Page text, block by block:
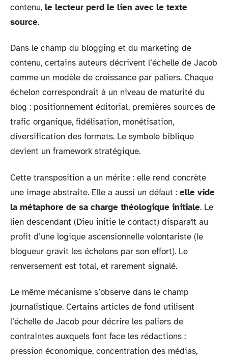
contenu, le lecteur perd le lien avec le texte
source.
Dans le champ du blogging et du marketing de
contenu, certains auteurs décrivent l’échelle de Jacob
comme un modèle de croissance par paliers. Chaque
échelon correspondrait à un niveau de maturité du
blog : positionnement éditorial, premières sources de
trafic organique, fidélisation, monétisation,
diversification des formats. Le symbole biblique
devient un framework stratégique.
Cette transposition a un mérite : elle rend concrète
une image abstraite. Elle a aussi un défaut : elle vide
la métaphore de sa charge théologique initiale. Le
lien descendant (Dieu initie le contact) disparaît au
profit d’une logique ascensionnelle volontariste (le
blogueur gravit les échelons par son effort). Le
renversement est total, et rarement signalé.
Le même mécanisme s’observe dans le champ
journalistique. Certains articles de fond utilisent
l’échelle de Jacob pour décrire les paliers de
contraintes auxquels font face les rédactions :
pression économique, concentration des médias,